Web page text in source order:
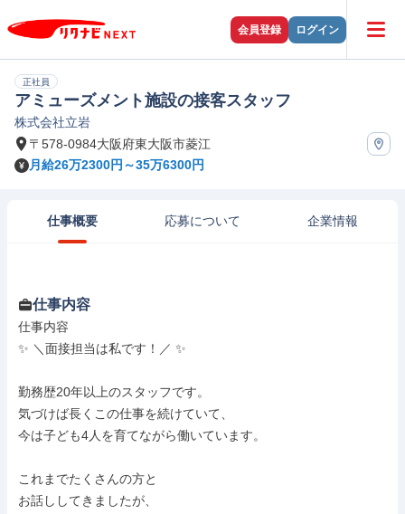
会員登録 ログイン
正社員
アミューズメント施設の接客スタッフ
株式会社立岩
〒578-0984大阪府東大阪市菱江
月給26万2300円～35万6300円
仕事概要 応募について 企業情報
仕事内容
仕事内容
✨ ＼面接担当は私です！／ ✨
勤務歴20年以上のスタッフです。
気づけば長くこの仕事を続けていて、
今は子ども4人を育てながら働いています。
これまでたくさんの方と
お話ししてきましたが、